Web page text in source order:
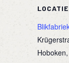
LOCATIE
Hoboken,